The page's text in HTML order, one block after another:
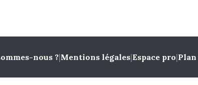
nous ?|Mentions légales|Espace pro|